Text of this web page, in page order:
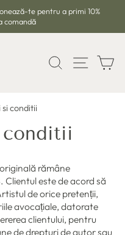
te pentru a primi 10%
comandă
CĂUTARE
conditii
rămâne
este de acord să
de orice pretenții,
avocațiale, datorate
clientului, pentru
de drepturi de autor sau